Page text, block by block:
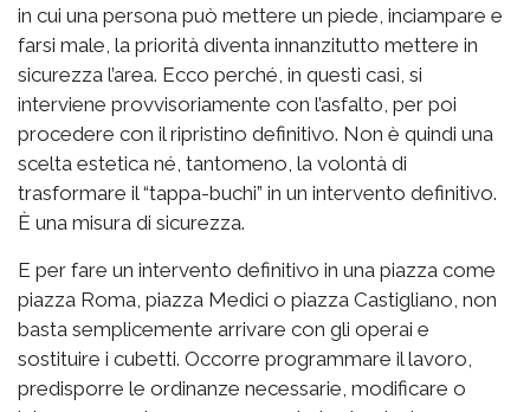
in cui una persona può mettere un piede, inciampare e
farsi male, la priorità diventa innanzitutto mettere in
sicurezza l’area. Ecco perché, in questi casi, si
interviene provvisoriamente con l’asfalto, per poi
procedere con il ripristino definitivo. Non è quindi una
scelta estetica né, tantomeno, la volontà di
trasformare il “tappa-buchi” in un intervento definitivo.
È una misura di sicurezza.
E per fare un intervento definitivo in una piazza come
piazza Roma, piazza Medici o piazza Castigliano, non
basta semplicemente arrivare con gli operai e
sostituire i cubetti. Occorre programmare il lavoro,
predisporre le ordinanze necessarie, modificare o